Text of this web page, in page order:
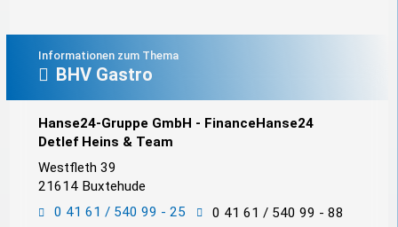
Informationen zum Thema
BHV Gastro
Hanse24-Gruppe GmbH - FinanceHanse24
Detlef Heins & Team
Westfleth 39
21614 Buxtehude
0 41 61 / 540 99 - 25
0 41 61 / 540 99 - 88